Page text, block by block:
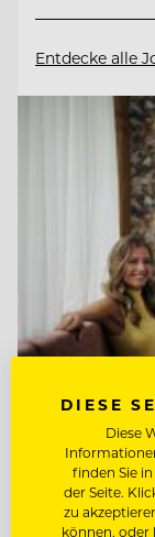
Entdecke alle
TOP
Hotel
DIESE
Diese
finden Sie
der Seite.
zu
können, oder